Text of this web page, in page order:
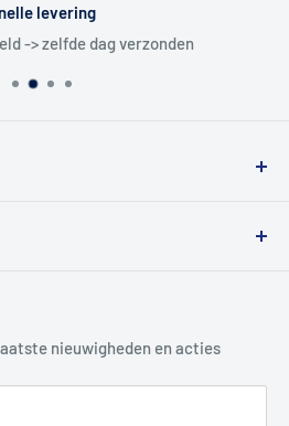
levering
-> zelfde dag verzonden
nieuwigheden en acties